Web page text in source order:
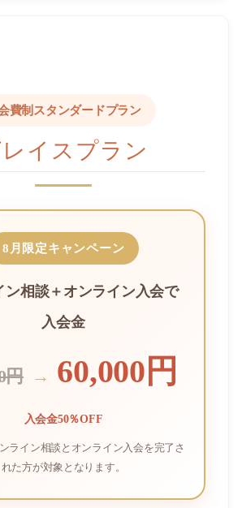
費制スタンダードプラン
イスプラン
8月限定キャンペーン
ン相談＋オンライン入会で
入会金
円 → 60,000円
入会金50％OFF
ライン相談とオンライン入会を完了さ
れた方が対象となります。